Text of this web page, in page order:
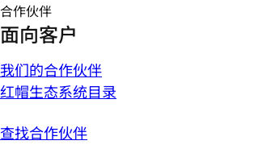
合作伙伴
面向客户
我们的合作伙伴
红帽生态系统目录
查找合作伙伴